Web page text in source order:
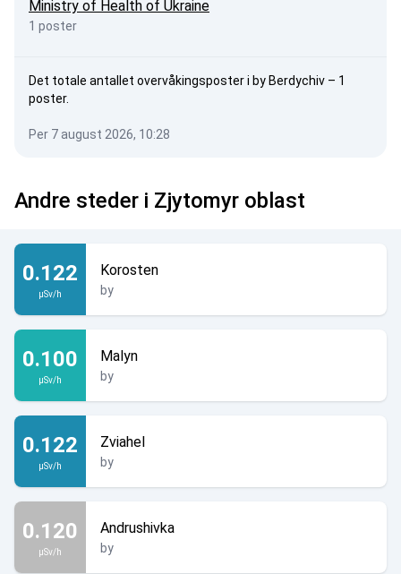
Ministry of Health of Ukraine
1 poster
Det totale antallet overvåkingsposter i by Berdychiv – 1
poster.
Per 7 august 2026, 10:28
Andre steder i Zjytomyr oblast
0.122
µSv/h
Korosten
by
0.100
µSv/h
Malyn
by
0.122
µSv/h
Zviahel
by
0.120
µSv/h
Andrushivka
by